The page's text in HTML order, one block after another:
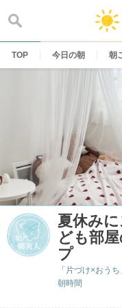
content
TOP 今日の朝 朝
夏休み
ども部
プ
「片づけ×おう
朝時間